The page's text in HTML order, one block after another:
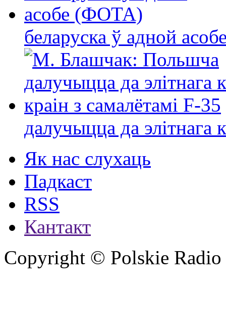
беларуска ў адной
далучыцца да элітнага
Як нас слухаць
Падкаст
RSS
Кантакт
Copyright © Polskie